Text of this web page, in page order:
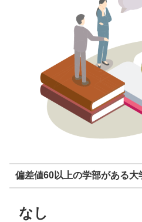
偏差値60以上の学部がある大
なし